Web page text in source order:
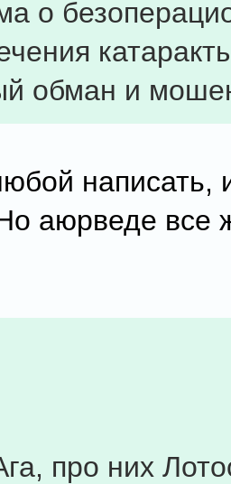
о
обман и
написать,
аюрведе все
про них